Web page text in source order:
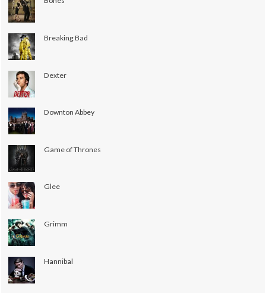
Breaking Bad
Dexter
Downton Abbey
Game of Thrones
Glee
Grimm
Hannibal